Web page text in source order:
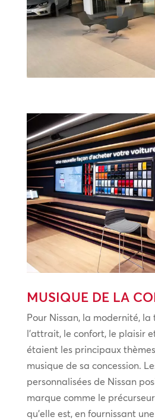
MUSIQUE DE LA
Pour Nissan, la modernité, la
l’attrait, le confort, le plaisir
étaient les principaux
musique de sa concession.
personnalisées de Nissan
marque comme le
qu’elle est, en fournissant